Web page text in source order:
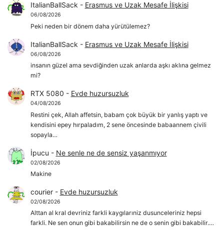
ItalianBallSack - Erasmus ve Uzak Mesafe İlişkisi
06/08/2026
Peki neden bir dönem daha yürütülemez?
ItalianBallSack - Erasmus ve Uzak Mesafe İlişkisi
06/08/2026
insanın güzel ama sevdiğinden uzak anlarda aşkı aklına gelmez
mi?
RTX 5080 - Evde huzursuzluk
04/08/2026
Restini çek, Allah affetsin, babam çok büyük bir yanlış yaptı ve
kendisini epey hırpaladım, 2 sene öncesinde babaannem çivili
sopayla…
İpucu - Ne senle ne de sensiz yaşanmıyor
02/08/2026
Makine
courier- Evde huzursuzluk
02/08/2026
Alttan al kral devriniz farkli kaygılarıniz dusunceleriniz hepsi
farkli. Ne sen onun gibi bakabilirsin ne de o senin gibi bakabilir.…